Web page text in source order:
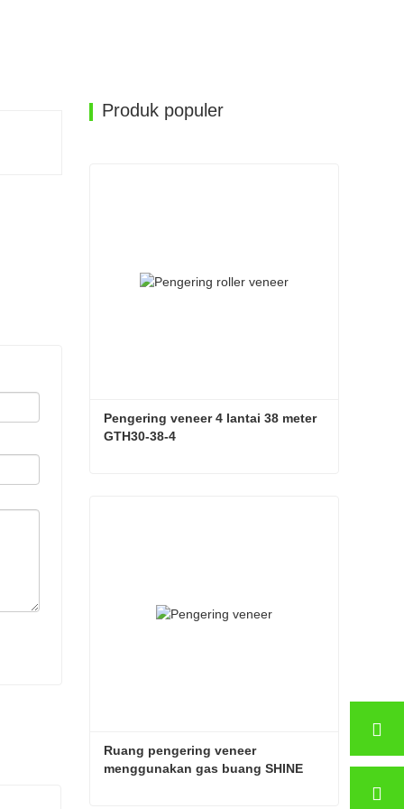
Produk populer
Pengering veneer 4 lantai 38 meter
GTH30-38-4
Ruang pengering veneer
menggunakan gas buang SHINE